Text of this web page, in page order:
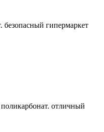
гипермаркет
отличный